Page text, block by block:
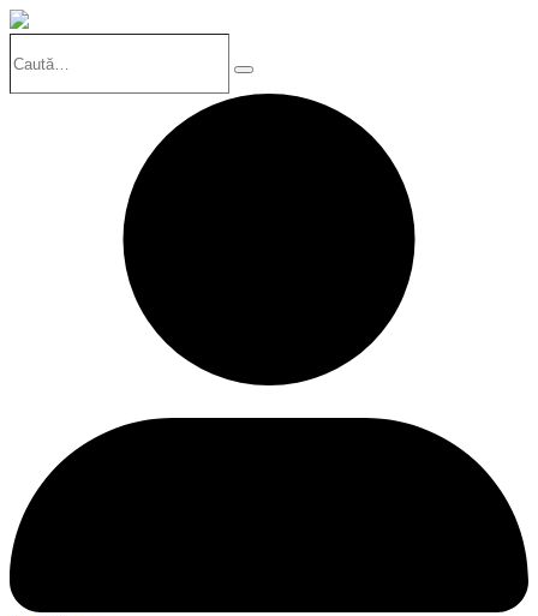
Search